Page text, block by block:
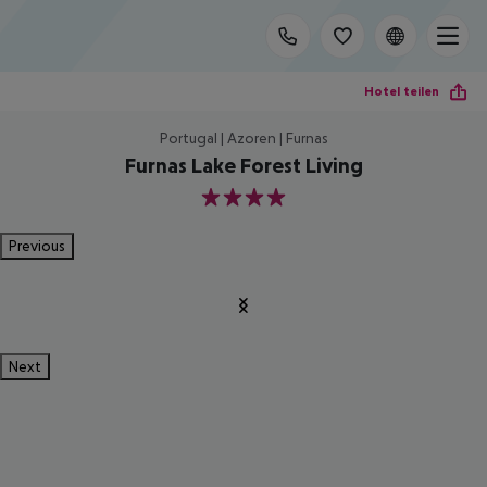
Hotel teilen
Portugal | Azoren | Furnas
Furnas Lake Forest Living
4
Previous
Next